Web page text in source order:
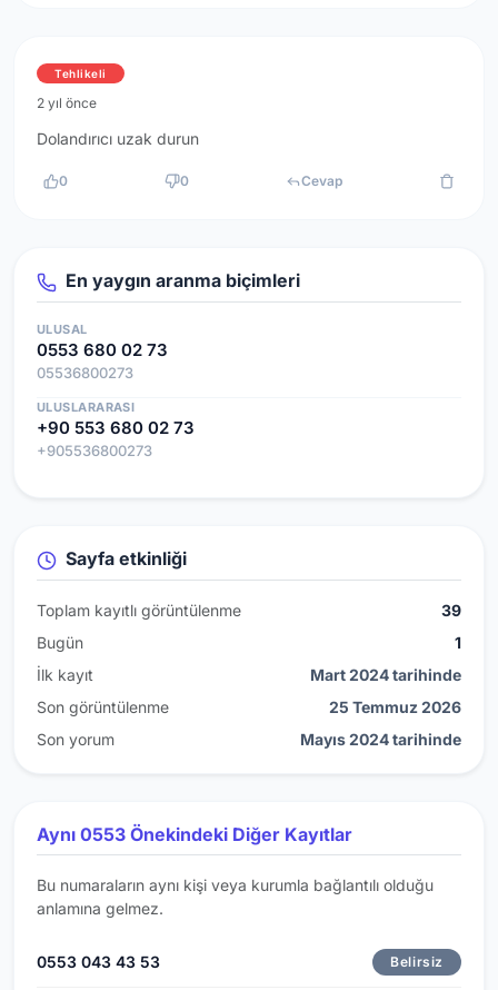
Tehlikeli
2 yıl önce
Dolandırıcı uzak durun
0 0 Cevap
En yaygın aranma biçimleri
ULUSAL
0553 680 02 73
05536800273
ULUSLARARASI
+90 553 680 02 73
+905536800273
Sayfa etkinliği
Toplam kayıtlı görüntülenme
39
Bugün
1
İlk kayıt
Mart 2024 tarihinde
Son görüntülenme
25 Temmuz 2026
Son yorum
Mayıs 2024 tarihinde
Aynı 0553 Önekindeki Diğer Kayıtlar
Bu numaraların aynı kişi veya kurumla bağlantılı olduğu
anlamına gelmez.
0553 043 43 53 Belirsiz